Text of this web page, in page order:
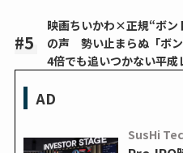
映画ちいかわ×正規“ボン
の声 勢い止まらぬ「ボ
4倍でも追いつかない平成
AD
SusHi